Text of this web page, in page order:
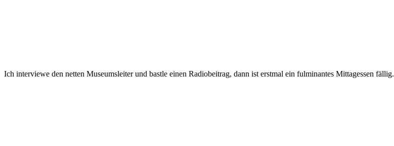
Ich interviewe den netten Museumsleiter und bastle einen Radiobeitrag, dann ist erstmal ein fulminantes Mittagessen fällig.